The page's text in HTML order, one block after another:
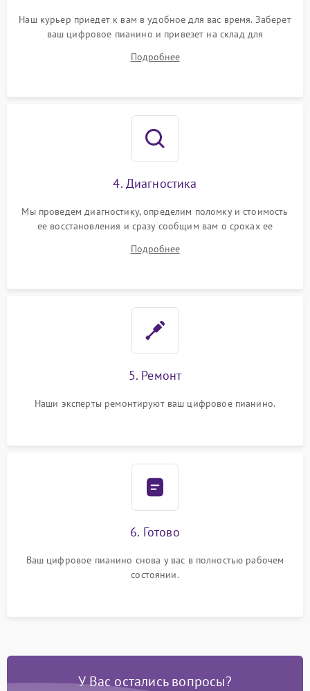
Наш курьер приедет к вам в удобное для вас время. Заберет
ваш цифровое пианино и привезет на склад для
Подробнее
4. Диагностика
Мы проведем диагностику, определим поломку и стоимость
ее восстановления и сразу сообщим вам о сроках ее
Подробнее
5. Ремонт
Наши эксперты ремонтируют ваш цифровое пианино.
6. Готово
Ваш цифровое пианино снова у вас в полностью рабочем
состоянии.
У Вас остались вопросы?